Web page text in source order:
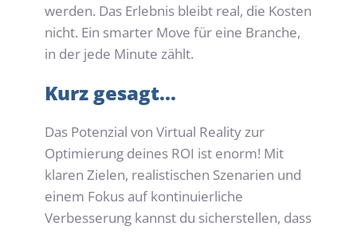
werden. Das Erlebnis bleibt real, die Kosten
nicht. Ein smarter Move für eine Branche,
in der jede Minute zählt.
Kurz gesagt...
Das Potenzial von Virtual Reality zur
Optimierung deines ROI ist enorm! Mit
klaren Zielen, realistischen Szenarien und
einem Fokus auf kontinuierliche
Verbesserung kannst du sicherstellen, dass